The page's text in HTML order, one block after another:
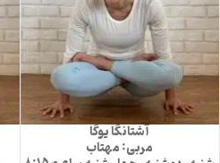
آشتانگا یوگا
مربی: مهتاب